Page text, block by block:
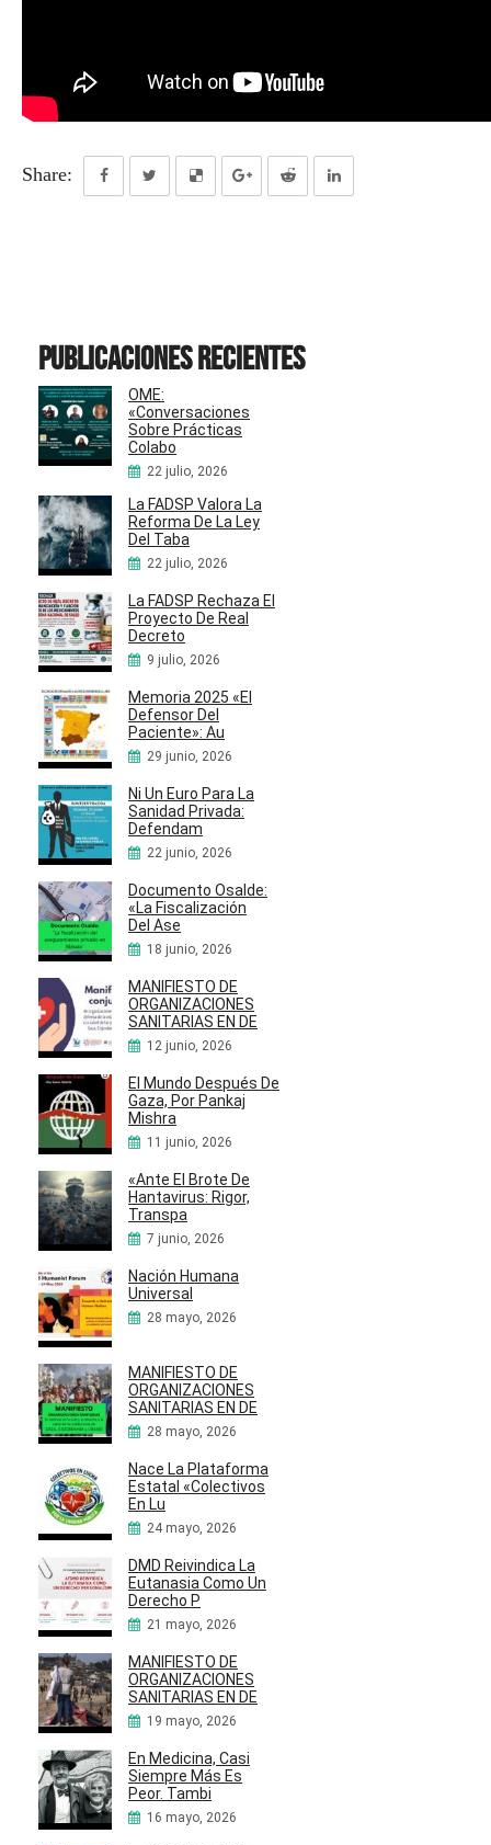
Share:
Publicaciones recientes
OME:
«Conversaciones
Sobre Prácticas
Colabo
22 julio, 2026
La FADSP Valora La
Reforma De La Ley
Del Taba
22 julio, 2026
La FADSP Rechaza El
Proyecto De Real
Decreto
9 julio, 2026
Memoria 2025 «El
Defensor Del
Paciente»: Au
29 junio, 2026
Ni Un Euro Para La
Sanidad Privada:
Defendam
22 junio, 2026
Documento Osalde:
«La Fiscalización
Del Ase
18 junio, 2026
MANIFIESTO DE
ORGANIZACIONES
SANITARIAS EN DE
12 junio, 2026
El Mundo Después De
Gaza, Por Pankaj
Mishra
11 junio, 2026
«Ante El Brote De
Hantavirus: Rigor,
Transpa
7 junio, 2026
Nación Humana
Universal
28 mayo, 2026
MANIFIESTO DE
ORGANIZACIONES
SANITARIAS EN DE
28 mayo, 2026
Nace La Plataforma
Estatal «Colectivos
En Lu
24 mayo, 2026
DMD Reivindica La
Eutanasia Como Un
Derecho P
21 mayo, 2026
MANIFIESTO DE
ORGANIZACIONES
SANITARIAS EN DE
19 mayo, 2026
En Medicina, Casi
Siempre Más Es
Peor. Tambi
16 mayo, 2026